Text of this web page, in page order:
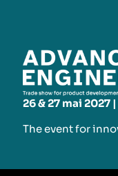
26 & 27 mai 2027
The event for